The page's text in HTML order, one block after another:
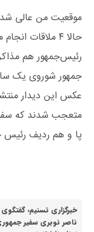
موقعیت من عالی شد،
حالا ۴ ملاقات
رئیس‌جمهور هم
جمهور شوروی یک
عکس این دیدار
متعجب شدند که
پا و هم ردیف رئیس
خبرگزاری تسنیم،
ناصر نوبریسفیر جمهوری